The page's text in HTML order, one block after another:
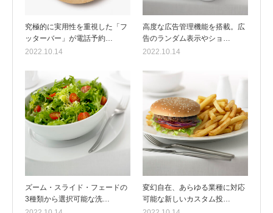
究極的に実用性を重視した「フ
ッターバー」が電話予約…
2022.10.14
高度な広告管理機能を搭載。広
告のランダム表示やショ…
2022.10.14
ズーム・スライド・フェードの
3種類から選択可能な洗…
変幻自在、あらゆる業種に対応
可能な新しいカスタム投…